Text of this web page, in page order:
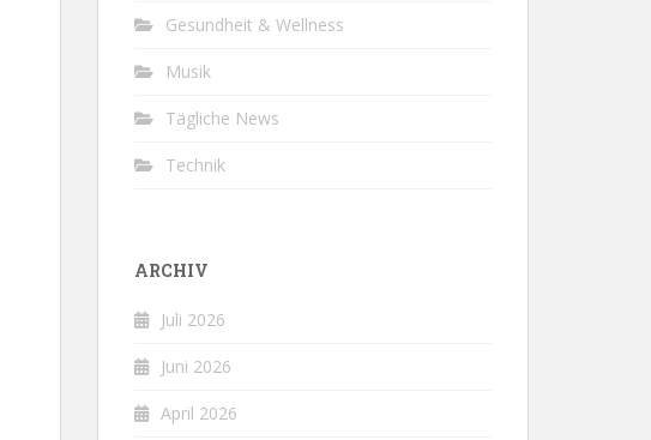
Gesundheit & Wellness
Musik
Tägliche News
Technik
ARCHIV
Juli 2026
Juni 2026
April 2026